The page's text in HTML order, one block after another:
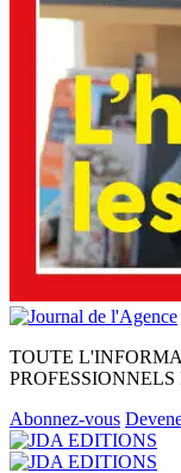
TOUTE
Abonnez-vous